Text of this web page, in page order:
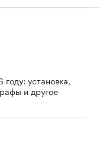
установка,
и другое